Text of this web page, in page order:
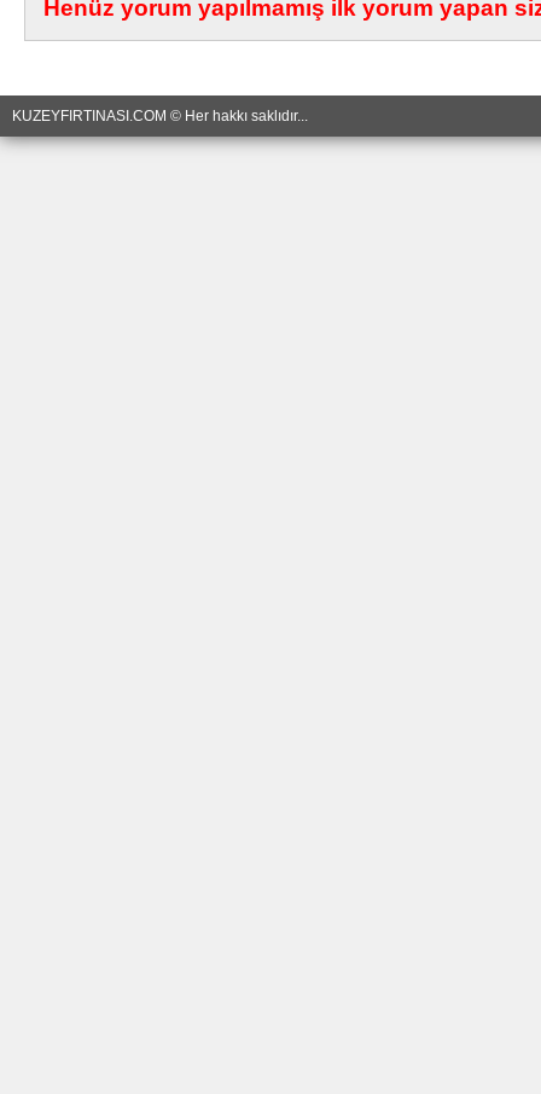
Henüz yorum yapılmamış ilk yorum yapan
KUZEYFIRTINASI.COM © Her hakkı saklıdır...